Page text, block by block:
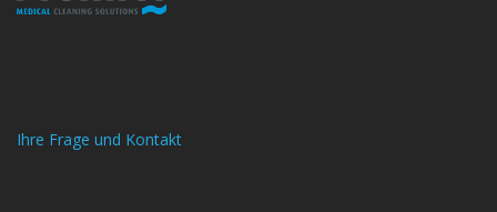
Ihre Frage und Kontakt